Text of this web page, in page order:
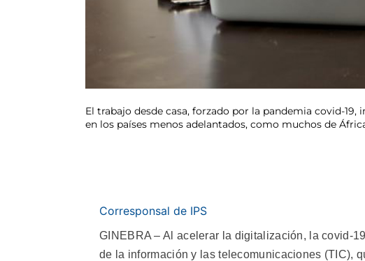
El trabajo desde casa, forzado por la pandemia covid-
en los países menos adelantados, como muchos de
Corresponsal de IPS
GINEBRA – Al acelerar la digitalización, la covid-
de la información y las telecomunicaciones (TIC),